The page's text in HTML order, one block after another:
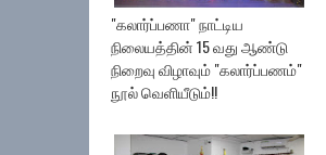
"கலார்ப்பணா" நாட்டிய
நிலையத்தின் 15 வது ஆண்டு
நிறைவு விழாவும் "கலார்ப்பணம்"
நூல் வெளியீடும்!!